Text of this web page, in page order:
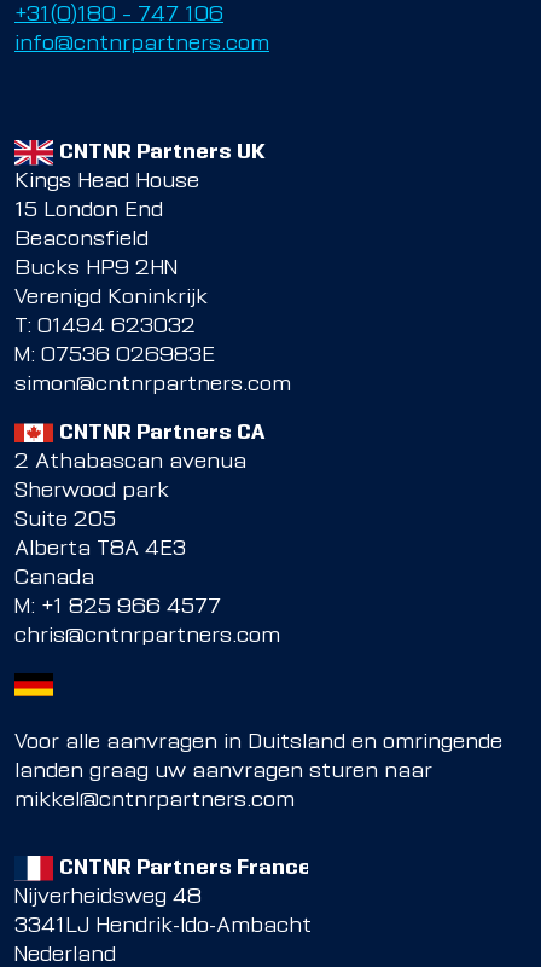
+31(0)180 – 747 106
info@cntnrpartners.com
CNTNR Partners UK
Kings Head House
15 London End
Beaconsfield
Bucks HP9 2HN
Verenigd Koninkrijk
T: 01494 623032
M: 07536 026983E
simon@cntnrpartners.com
CNTNR Partners CA
2 Athabascan avenua
Sherwood park
Suite 205
Alberta T8A 4E3
Canada
M: +1 825 966 4577
chris@cntnrpartners.com
Voor alle aanvragen in Duitsland en omringende
landen graag uw aanvragen sturen naar
mikkel@cntnrpartners.com
CNTNR Partners France
Nijverheidsweg 48
3341LJ Hendrik-Ido-Ambacht
Nederland